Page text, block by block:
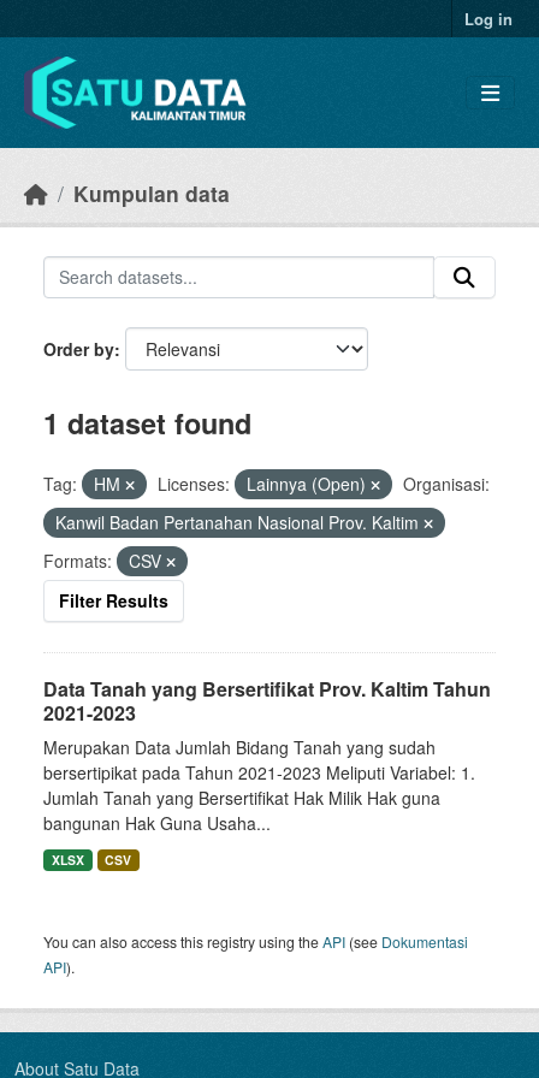
Log in
Kumpulan data
Order by
1 dataset found
Tag: HM Licenses: Lainnya (Open)
Organisasi:
Kanwil Badan Pertanahan Nasional Prov. Kaltim
Formats:
CSV
Filter Results
Data Tanah yang Bersertifikat Prov. Kaltim Tahun
2021-2023
Merupakan Data Jumlah Bidang Tanah yang sudah
bersertipikat pada Tahun 2021-2023 Meliputi Variabel: 1.
Jumlah Tanah yang Bersertifikat Hak Milik Hak guna
bangunan Hak Guna Usaha...
XLSX CSV
You can also access this registry using theAPI (see Dokumentasi
API).
About Satu Data